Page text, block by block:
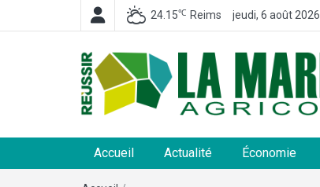
24.15℃ Reims jeudi, 6 août 2026
La Marne Agricole
et rurales
Accueil Actualité Économie